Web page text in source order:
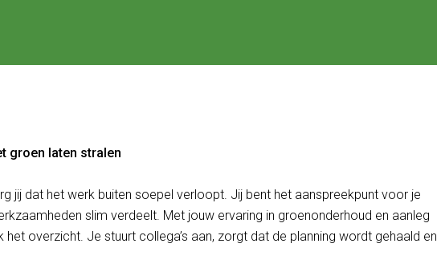
groen laten stralen
jij dat het werk buiten soepel verloopt. Jij bent het aanspreekpunt voor je
slim verdeelt. Met jouw ervaring in groenonderhoud en aanleg
overzicht. Je stuurt collega’s aan, zorgt dat de planning wordt gehaald en